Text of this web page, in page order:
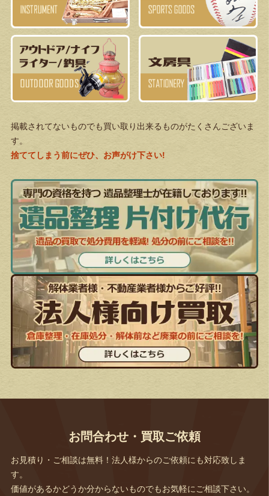
掲載されてないものでも買い取り出来るものがたくさんございま
す。
捨ててしまう前にぜひ、お声がけ下さい!
お問合わせ・買取ご依頼
お見積り・ご相談は無料！法人様からのご依頼にも対応致しま
す。
価値があるかどうか分からないものでもお気軽にご相談下さい。